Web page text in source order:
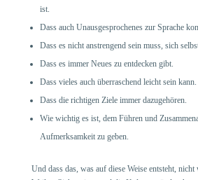
ist.
Dass auch Unausgesprochenes zur Sprache
Dass es nicht anstrengend sein muss, sich
Dass es immer Neues zu entdecken gibt.
Dass vieles auch überraschend leicht sein kann.
Dass die richtigen Ziele immer dazugehören.
Wie wichtig es ist, dem Führen und
Aufmerksamkeit zu geben.
Und dass das, was auf diese Weise entsteht, nicht